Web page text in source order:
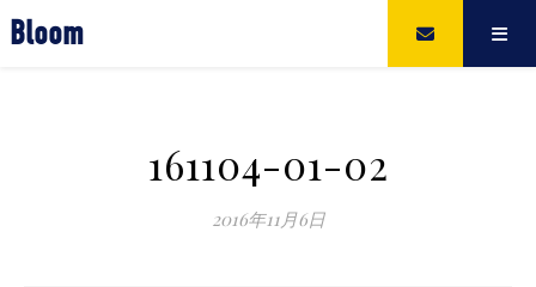
Bloom
161104-01-02
2016年11月6日